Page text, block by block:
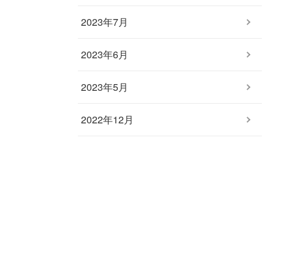
2023年7月
2023年6月
2023年5月
2022年12月